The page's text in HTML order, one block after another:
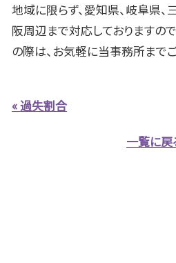
地域に限らず、愛知県、岐阜県、
阪周辺まで対応しておりますの
の際は、お気軽に当事務所まで
« 過失割合
一覧に戻